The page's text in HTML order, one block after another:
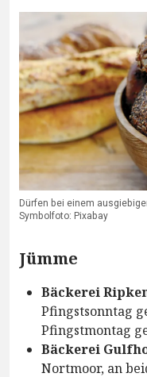
Dürfen bei einem
Symbolfoto: Pixabay
Jümme
Bäckerei
Pfingstsonntag
Pfingstmontag
Bäckerei
Nortmoor, an